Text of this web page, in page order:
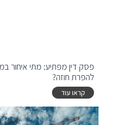
פסק דין מפתיע: מתי איחור
להפרת חוזה?
קראו עוד